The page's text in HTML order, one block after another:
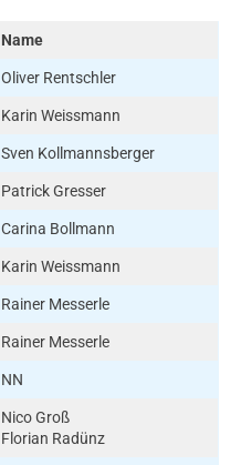
Name
Oliver Rentschler
Karin Weissmann
Sven Kollmannsberger
Patrick Gresser
Carina Bollmann
Karin Weissmann
Rainer Messerle
Rainer Messerle
NN
Nico Groß
Florian Radünz